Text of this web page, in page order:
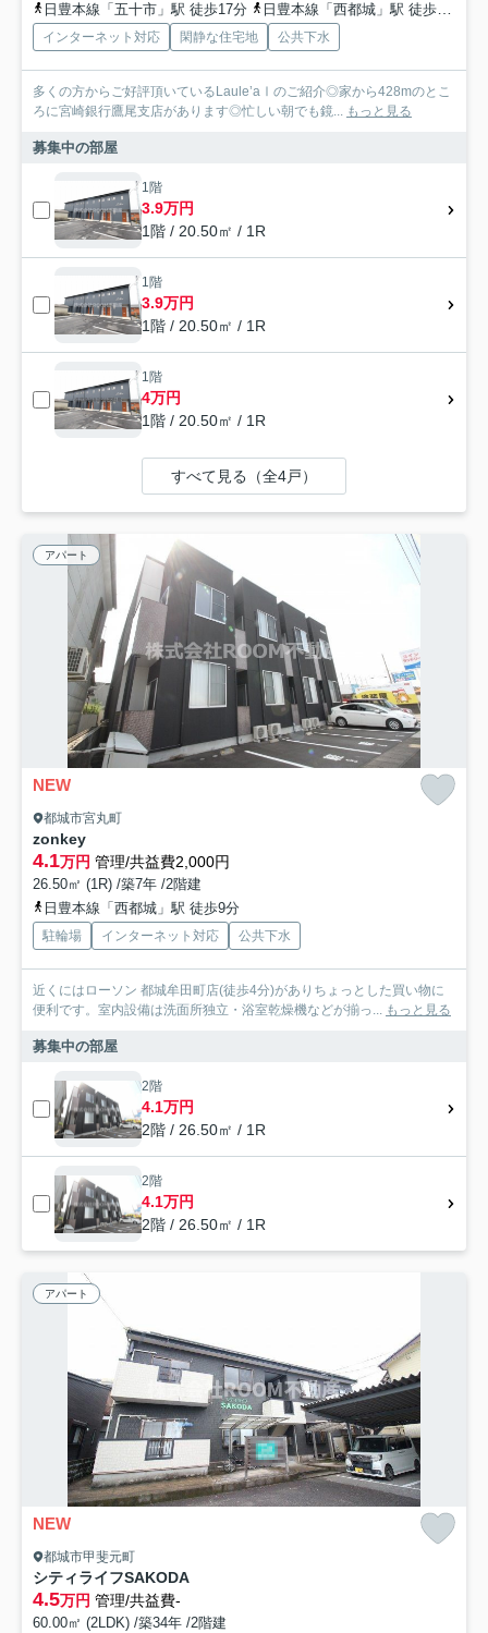
日豊本線「五十市」駅 徒歩17分
日豊本線「西都城」駅 徒歩26分
インターネット対応 閑静な住宅地 公共下水
多くの方からご好評頂いているLaule’aⅠのご紹介◎家から428mのとこ
ろに宮崎銀行鷹尾支店があります◎忙しい朝でも鏡... もっと見る
募集中の部屋
1階
3.9万円
1階 / 20.50㎡ / 1R
1階
3.9万円
1階 / 20.50㎡ / 1R
1階
4万円
1階 / 20.50㎡ / 1R
すべて見る（全4戸）
アパート
NEW
都城市宮丸町
zonkey
4.1万円 管理/共益費2,000円
26.50㎡ (1R) /築7年 /2階建
日豊本線「西都城」駅 徒歩9分
駐輪場 インターネット対応 公共下水
近くにはローソン 都城牟田町店(徒歩4分)がありちょっとした買い物に
便利です。室内設備は洗面所独立・浴室乾燥機などが揃っ... もっと見る
募集中の部屋
2階
4.1万円
2階 / 26.50㎡ / 1R
2階
4.1万円
2階 / 26.50㎡ / 1R
アパート
NEW
都城市甲斐元町
シティライフSAKODA
4.5万円 管理/共益費-
60.00㎡ (2LDK) /築34年 /2階建